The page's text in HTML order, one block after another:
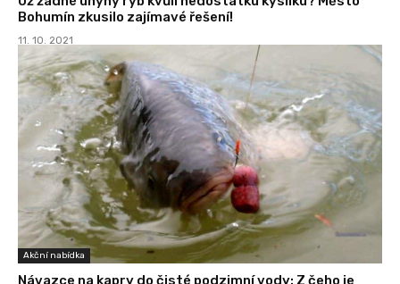
Bohumín zkusilo zajímavé řešení!
11. 10. 2021
Akční nabídka
Návazce na kapry do čisté podzimní vody: Z čeho je